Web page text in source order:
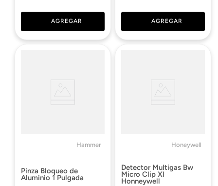
AGREGAR AGREGAR
Hammer
Pinza Bloqueo de
Aluminio 1 Pulgada
Honeywell
Detector Multigas Bw
Micro Clip Xl
Honneywell